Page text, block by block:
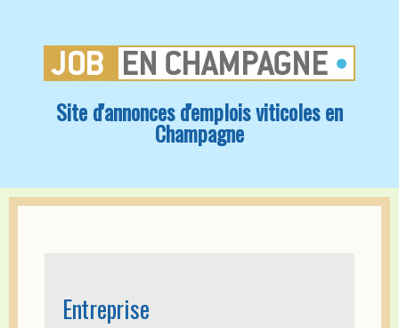
Site d'annonces d'emplois viticoles en
Champagne
Entreprise